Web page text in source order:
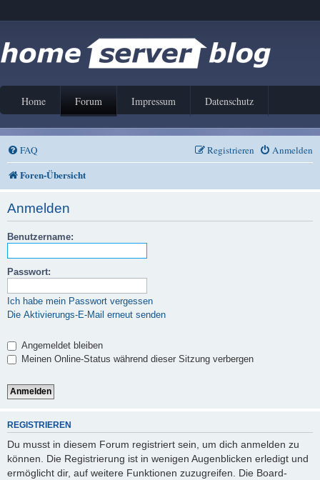
Home Forum Impressum Datenschutz
FAQ Anmelden
Registrieren
Foren-Übersicht
Anmelden
Benutzername:
Passwort:
Ich habe mein Passwort vergessen
Die Aktivierungs-E-Mail erneut senden
Angemeldet bleiben
Meinen Online-Status während dieser Sitzung verbergen
REGISTRIEREN
Du musst in diesem Forum registriert sein, um dich anmelden zu
können. Die Registrierung ist in wenigen Augenblicken erledigt und
ermöglicht dir, auf weitere Funktionen zuzugreifen. Die Board-